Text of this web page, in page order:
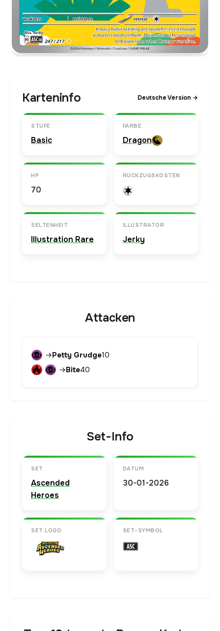
Karteninfo Deutsche Version →
STUFE
Basic
FARBE
Dragon
HP
70
RÜCKZUGSKOSTEN
SELTENHEIT
Illustration Rare
ILLUSTRATOR
Jerky
Attacken
→Petty Grudge10
→Bite40
Set-Info
SET
Ascended
Heroes
DATUM
30-01-2026
SET LOGO SET-SYMBOL